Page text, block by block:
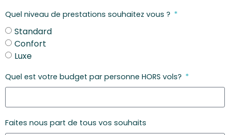
Quel niveau de prestations souhaitez vous ?
Standard
Confort
Luxe
Quel est votre budget par personne HORS vols?
Faites nous part de tous vos souhaits